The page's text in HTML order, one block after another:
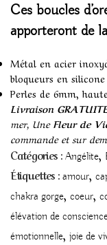
Ces boucles
apporteront de
Métal en acier
bloqueurs en
Perles de 6mm,
Livraison
mer, Une Fleur de
commande et sur
Catégories : Angélite,
Étiquettes : amour,
chakra gorge, coeur,
élévation de
émotionnelle, joie de